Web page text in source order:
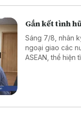
Gắn kết tình
Sáng 7/8, nhân
ngoại giao các
ASEAN, thể hiện